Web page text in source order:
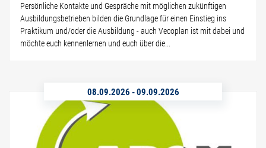
Persönliche Kontakte und Gespräche mit möglichen zukünftigen
Ausbildungsbetrieben bilden die Grundlage für einen Einstieg ins
Praktikum und/oder die Ausbildung - auch Vecoplan ist mit dabei und
möchte euch kennenlernen und euch über die...
08.09.2026 -09.09.2026